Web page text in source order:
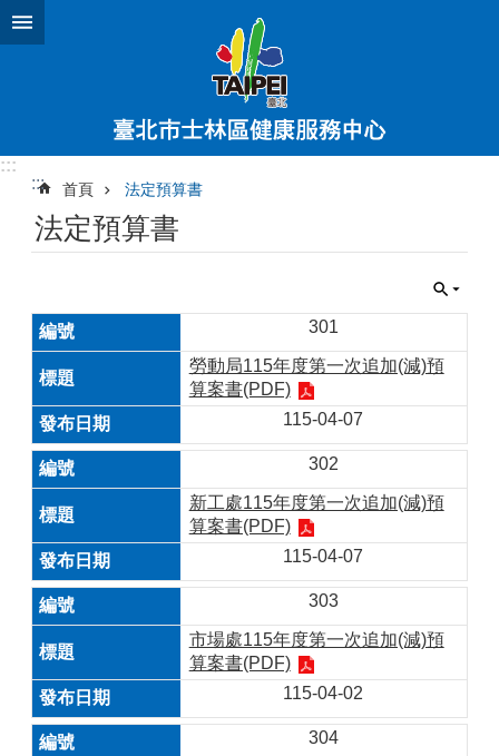
跳到主要內容區塊
:::
:::
首頁 法定預算書
法定預算書
301
勞動局115年度第一次追加(減)預
算案書(PDF)
115-04-07
302
新工處115年度第一次追加(減)預
算案書(PDF)
115-04-07
303
市場處115年度第一次追加(減)預
算案書(PDF)
115-04-02
304